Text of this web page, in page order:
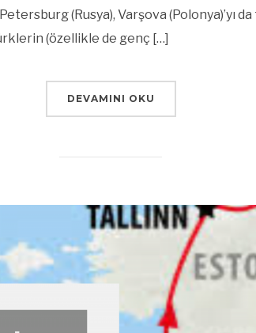
(Rusya), Varşova (Polonya)’yı
(özellikle de genç […]
DEVAMINI OKU